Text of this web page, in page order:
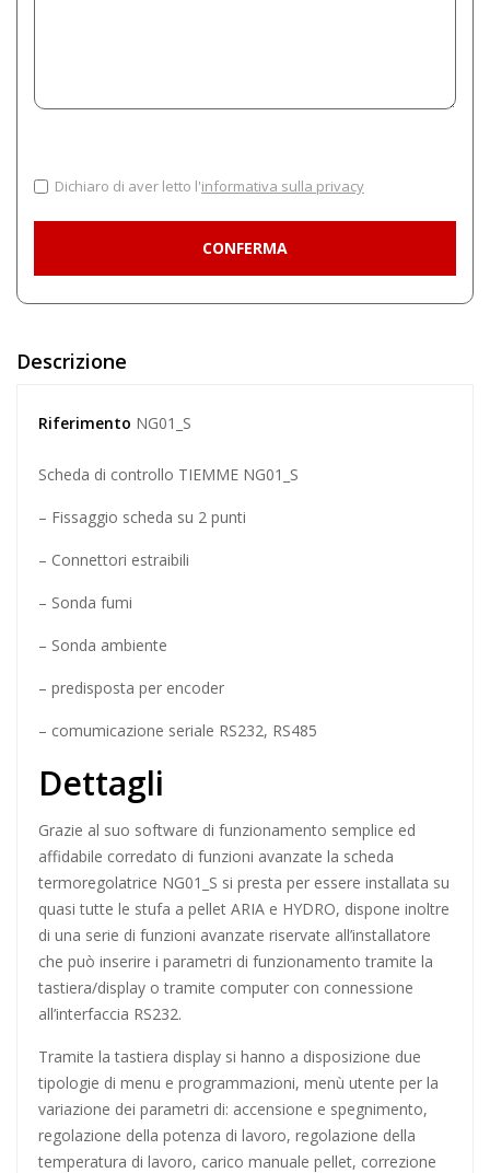
Dichiaro di aver letto l'informativa sulla privacy
Descrizione
Riferimento NG01_S
Scheda di controllo TIEMME NG01_S
– Fissaggio scheda su 2 punti
– Connettori estraibili
– Sonda fumi
– Sonda ambiente
– predisposta per encoder
– comumicazione seriale RS232, RS485
Dettagli
Grazie al suo software di funzionamento semplice ed
affidabile corredato di funzioni avanzate la scheda
termoregolatrice NG01_S si presta per essere installata su
quasi tutte le stufa a pellet ARIA e HYDRO, dispone inoltre
di una serie di funzioni avanzate riservate all’installatore
che può inserire i parametri di funzionamento tramite la
tastiera/display o tramite computer con connessione
all’interfaccia RS232.
Tramite la tastiera display si hanno a disposizione due
tipologie di menu e programmazioni, menù utente per la
variazione dei parametri di: accensione e spegnimento,
regolazione della potenza di lavoro, regolazione della
temperatura di lavoro, carico manuale pellet, correzione